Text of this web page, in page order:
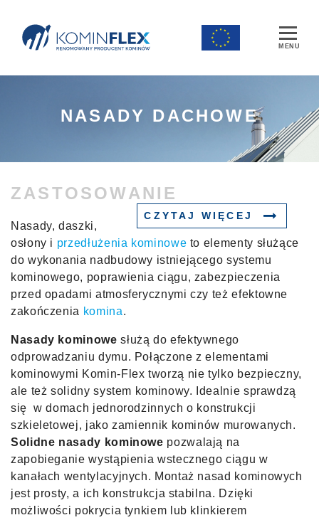
Main Navigation
NASADY DACHOWE
ZASTOSOWANIE
CZYTAJ WIĘCEJ
Nasady, daszki,
osłony i przedłużenia kominowe to elementy służące
do wykonania nadbudowy istniejącego systemu
kominowego, poprawienia ciągu, zabezpieczenia
przed opadami atmosferycznymi czy też efektowne
zakończenia komina.
Nasady kominowe służą do efektywnego
odprowadzaniu dymu. Połączone z elementami
kominowymi Komin-Flex tworzą nie tylko bezpieczny,
ale też solidny system kominowy. Idealnie sprawdzą
się w domach jednorodzinnych o konstrukcji
szkieletowej, jako zamiennik kominów murowanych.
Solidne nasady kominowe pozwalają na
zapobieganie wystąpienia wstecznego ciągu w
kanałach wentylacyjnych. Montaż nasad kominowych
jest prosty, a ich konstrukcja stabilna. Dzięki
możliwości pokrycia tynkiem lub klinkierem